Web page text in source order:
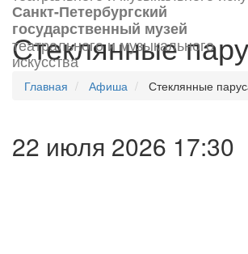
Санкт-Петербургский
государственный музей
театрального и музыкального
искусства
Стеклянные
Главная Афиша Стеклянные
22 июля 2026 17:30